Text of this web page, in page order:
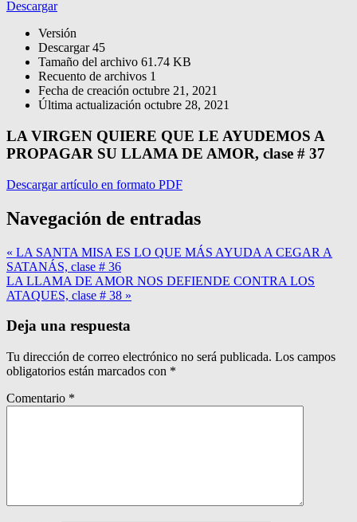
Descargar
Versión
Descargar45
Tamaño del archivo 61.74 KB
Recuento de archivos 1
Fecha de creación octubre 21, 2021
Última actualización octubre 28, 2021
LA VIRGEN QUIERE QUE LE AYUDEMOS A
PROPAGAR SU LLAMA DE AMOR, clase # 37
Descargar artículo en formato PDF
Navegación de entradas
« LA SANTA MISA ES LO QUE MÁS AYUDA A CEGAR A
SATANÁS, clase # 36
LA LLAMA DE AMOR NOS DEFIENDE CONTRA LOS
ATAQUES, clase # 38 »
Deja una respuesta
Tu dirección de correo electrónico no será publicada. Los campos
obligatorios están marcados con *
Comentario *